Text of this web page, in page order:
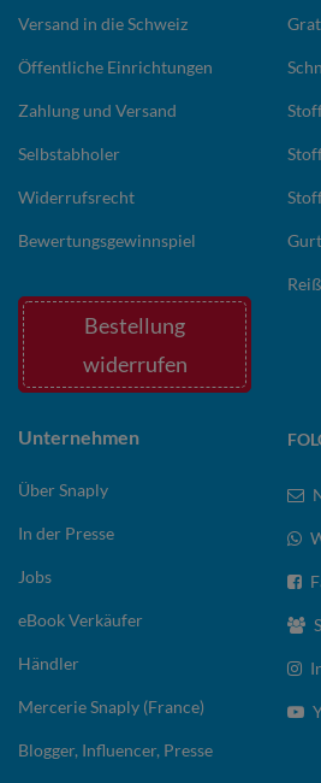
Versand in die Schweiz
Öffentliche Einrichtungen
Zahlung und Versand
Selbstabholer
Widerrufsrecht
Bewertungsgewinnspiel
Bestellung
widerrufen
Unternehmen
Über Snaply
In der Presse
Jobs
eBook Verkäufer
Händler
Mercerie Snaply (France)
Blogger, Influencer, Presse